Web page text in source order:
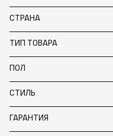
СТРАНА
ТИП ТОВАРА
ПОЛ
СТИЛЬ
ГАРАНТИЯ